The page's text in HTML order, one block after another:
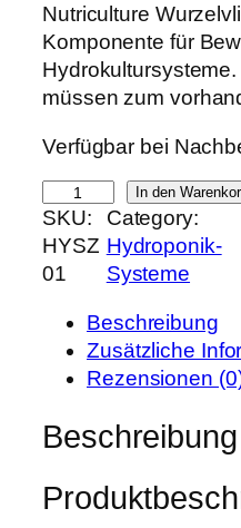
s
p
r
ü
g
l
i
c
h
r
P
r
i
w
a
t
u
e
e
r
P
r
e
s
i
s
:
,
1
Nutriculture
Komponente für
müssen zum
Verfügbar bei
u
t
r
u
e
In den
SKU:
HYSZ
01
Category:
Hydroponik-
Systeme
Beschreibung
Zusätzliche
Rezensionen
Beschreibung